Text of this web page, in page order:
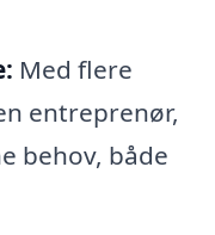
Med flere
entreprenør,
behov, både